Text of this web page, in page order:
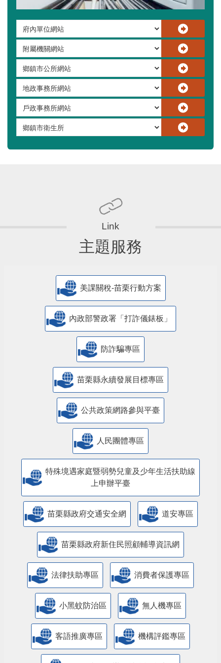
主題服務
美課關稅-苗栗行動方案
內政部警政署「打詐儀錶板」
防詐騙專區
苗栗縣永續發展目標專區
公共政策網路參與平臺
人民團體專區
特殊境遇家庭暨弱勢兒童及少年生活扶助線
上申辦平臺
苗栗縣政府交通安全網 道安專區
苗栗縣政府新住民照顧輔導資訊網
法律扶助專區 消費者保護專區
小黑蚊防治區 無人機專區
客語推廣專區 機構評鑑專區